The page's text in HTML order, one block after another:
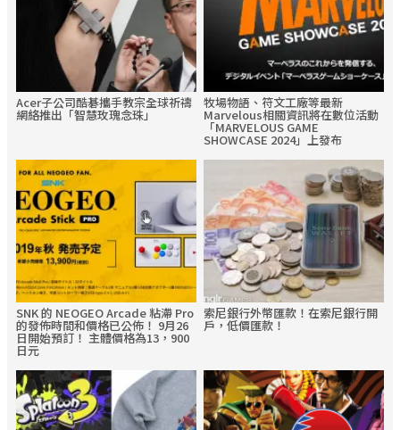
Acer子公司酷碁攜手教宗全球祈禱
網絡推出「智慧玫瑰念珠」
牧場物語、符文工廠等最新
Marvelous相關資訊將在數位活動
「MARVELOUS GAME
SHOWCASE 2024」上發布
SNK 的 NEOGEO Arcade 粘滯 Pro
的發佈時間和價格已公佈！ 9月26
日開始預訂！ 主體價格為13，900
日元
索尼銀行外幣匯款！在索尼銀行開
戶，低價匯款！